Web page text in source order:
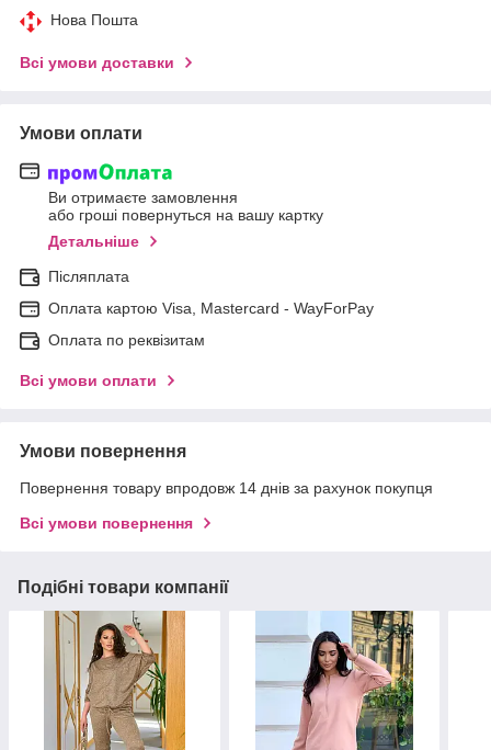
Нова Пошта
Всі умови доставки
Умови оплати
Ви отримаєте замовлення
або гроші повернуться на вашу картку
Детальніше
Післяплата
Оплата картою Visa, Mastercard - WayForPay
Оплата по реквізитам
Всі умови оплати
Умови повернення
Повернення товару впродовж 14 днів за рахунок покупця
Всі умови повернення
Подібні товари компанії